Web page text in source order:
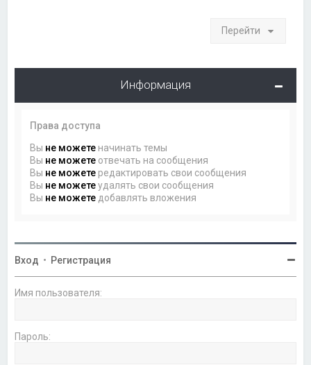
Перейти
Информация
Права доступа
Вы не можете начинать темы
Вы не можете отвечать на сообщения
Вы не можете редактировать свои сообщения
Вы не можетеудалять свои сообщения
Вы не можете добавлять вложения
Вход • Регистрация
Имя пользователя:
Пароль: